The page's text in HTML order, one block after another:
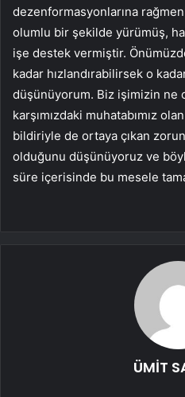
dezenformasyonlarına
olumlu bir şekilde yürümüş,
işe destek vermiştir.
kadar hızlandırabilirsek o
düşünüyorum. Biz işimizin ne
karşımızdaki muhatabımız
bildiriyle de ortaya çıkan
olduğunu düşünüyoruz ve
süre içerisinde bu mesele
ÜMİT